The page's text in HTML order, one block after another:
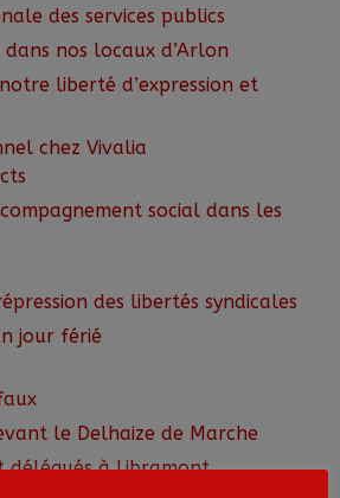
des services publics
nos locaux d’Arlon
liberté d’expression et
chez Vivalia
social dans les
des libertés syndicales
jour férié
le Delhaize de Marche
délégués à Libramont